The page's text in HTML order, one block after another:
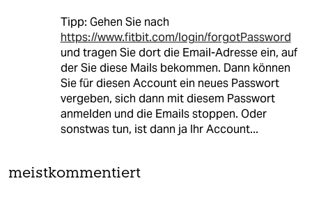
Tipp: Gehen Sie nach
https://www.fitbit.com/login/forgotPassword
und tragen Sie dort die Email-Adresse ein, auf
der Sie diese Mails bekommen. Dann können
Sie für diesen Account ein neues Passwort
vergeben, sich dann mit diesem Passwort
anmelden und die Emails stoppen. Oder
sonstwas tun, ist dann ja Ihr Account...
meistkommentiert